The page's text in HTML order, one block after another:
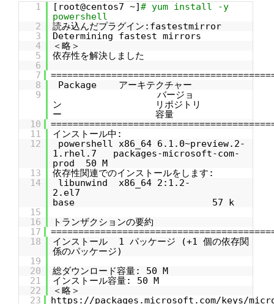
1 [root@centos7 ~]# yum install -y
powershell
2
読み込んだプラグイン:fastestmirror
3
Determining fastest mirrors
4
＜略＞
5
依存性を解決しました
6
7
8
Package アーキテクチャー
9
バージョ
ン リポジトリ
ー 容量
10
11
インストール中:
12
powershell x86_64 6.1.0~preview.2-
1.rhel.7 packages-microsoft-com-
prod 50 M
13
依存性関連でのインストールをします:
14
libunwind x86_64 2:1.2-
2.el7
base 57 k
15
16
トランザクションの要約
17
18
インストール 1 パッケージ (+1 個の依存関
係のパッケージ)
19
20
総ダウンロード容量: 50 M
21
インストール容量: 50 M
22
＜略＞
23
https://packages.microsoft.com/keys/